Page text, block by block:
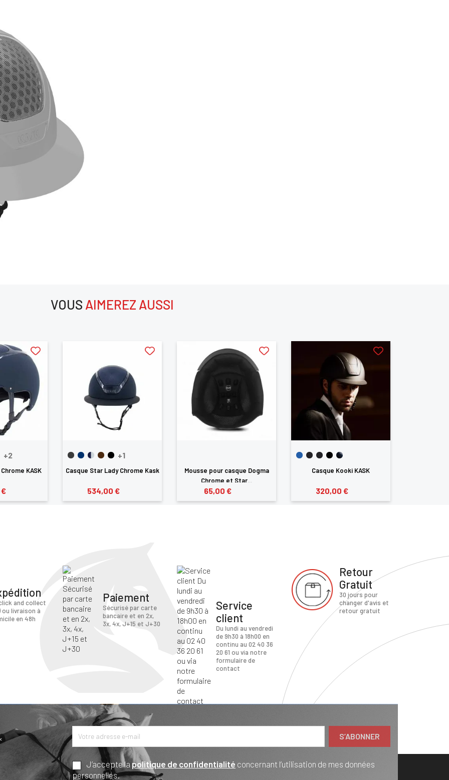
VOUS AIMEREZ AUSSI
+2
KASK
+1
Casque Star Lady Chrome Kask
534,00 €
Mousse pour casque Dogma
Chrome et Star...
65,00 €
Casque Kooki KASK
320,00 €
and collect
ou livraison à
en 48h
Paiement
Sécurisé par carte
bancaire et en 2x,
3x, 4x, J+15 et J+30
Service
client
Du lundi au vendredi
de 9h30 à 18h00 en
continu au 02 40 36
20 61 ou via notre
formulaire de
contact
Retour
Gratuit
30 jours pour
changer d'avis et
retour gratuit
J’accepte la politique de confidentialité concernant l’utilisation de mes données
personnelles.
devez être connecté pour enregistrer des produits dans votre liste
ANNULER